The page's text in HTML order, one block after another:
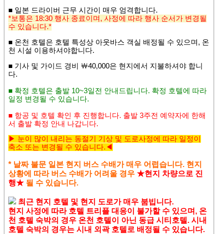
■ 일본 드라이버 근무 시간이 매우 엄격합니다.
*보통은 18:30 행사 종료이며, 사정에 따라 행사 순서가 변경될
수 있습니다.*
■ 온천 호텔은 호텔 특성상 아웃바스 객실 배정될 수 있으며, 온
천 시설 이용하셔야합니다.
■ 기사 및 가이드 경비 ￦40,000은 현지에서 지불하셔야 합니
다.
■ 확정 호텔은 출발 10~3일전 안내드립니다. 확정 호텔에 따라
일정 변경될 수 있습니다.
■ 항공 및 호텔 확인 후 진행합니다. 출발 3주전 예약자에 한해
서 출발 확정 안내 나갑니다.
▶ 눈이 많이 내리는 동절기 기상 및 도로사정에 따라 일정이
축소 또는 변경될 수 있습니다.◀
* 날짜 불문 일본 현지 버스 수배가 매우 어렵습니다. 현지
상황에 따라 버스 수배가 어려울 경우 ★현지 차량으로 진
행★ 될 수 있습니다.
최근 현지 호텔 및 현지 도로가 매우 붐빕니다.
현지 사정에 따라 호텔 트리플 대응이 불가할 수 있으며, 온
천 호텔 숙박의 경우 온천 호텔이 아닌 동급 시티호텔. 시내
호텔 숙박의 경우는 시내 외곽 호텔로 배정될 수 있습니다.